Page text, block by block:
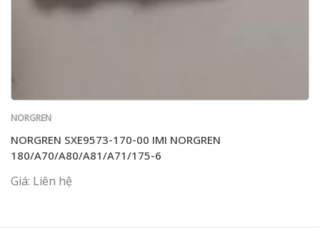
NORGREN
NORGREN SXE9573-170-00 IMI NORGREN
180/A70/A80/A81/A71/175-6
Giá: Liên hệ